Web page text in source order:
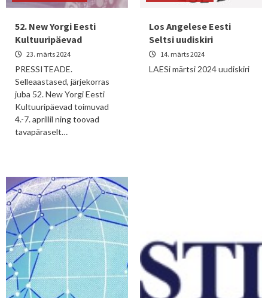
52. New Yorgi Eesti
Kultuuripäevad
23. märts 2024
PRESSITEADE.
Selleaastased, järjekorras
juba 52. New Yorgi Eesti
Kultuuripäevad toimuvad
4.-7. aprillil ning toovad
tavapäraselt…
Los Angelese Eesti
Seltsi uudiskiri
14. märts 2024
LAESi märtsi 2024 uudiskiri